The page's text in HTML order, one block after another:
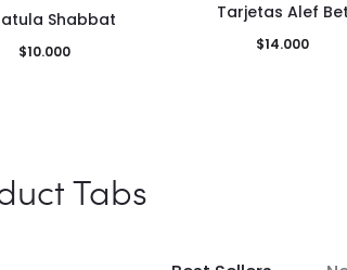
Shabbat
$10.000
Tarjetas Alef Bet
$14.000
Tabs